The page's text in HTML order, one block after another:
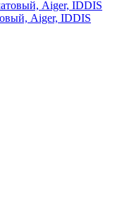
Aiger, IDDIS